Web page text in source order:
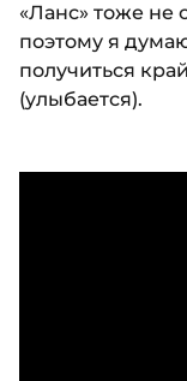
«Ланс» тоже не
поэтому я
получиться
(улыбается).